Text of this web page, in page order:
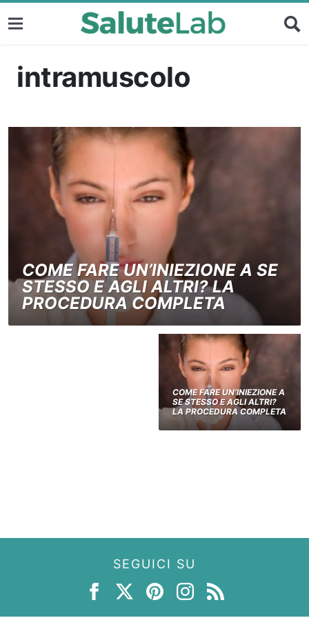
intramuscolo
COME FARE UN’INIEZIONE A SE
STESSO E AGLI ALTRI? LA
PROCEDURA COMPLETA
COME FARE UN’INIEZIONE A
SE STESSO E AGLI ALTRI?
LA PROCEDURA COMPLETA
SEGUICI SU